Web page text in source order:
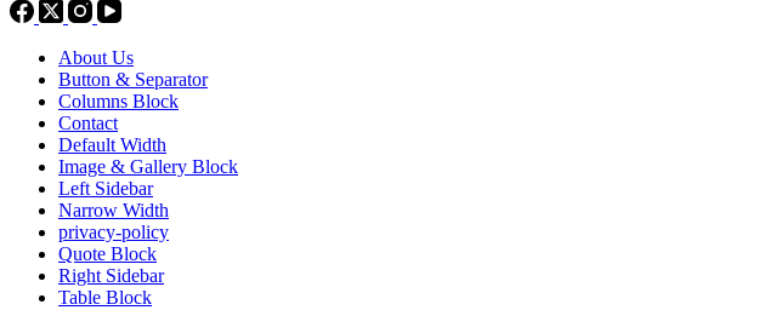
About Us
Button & Separator
Columns Block
Contact
Default Width
Image & Gallery Block
Left Sidebar
Narrow Width
privacy-policy
Quote Block
Right Sidebar
Table Block